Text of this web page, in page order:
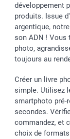
développement
produits. Issue
argentique,
son ADN ! Vous
photo,
toujours au
Créer un livre
simple. Utilisez
smartphoto pré-
secondes.
commandez, et
choix de